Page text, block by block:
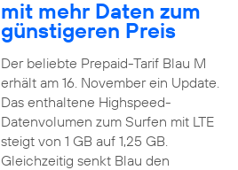
mit mehr Daten zum
günstigeren Preis
Der beliebte Prepaid-Tarif Blau M
erhält am 16. November ein Update.
Das enthaltene Highspeed-
Datenvolumen zum Surfen mit LTE
steigt von 1 GB auf 1,25 GB.
Gleichzeitig senkt Blau den